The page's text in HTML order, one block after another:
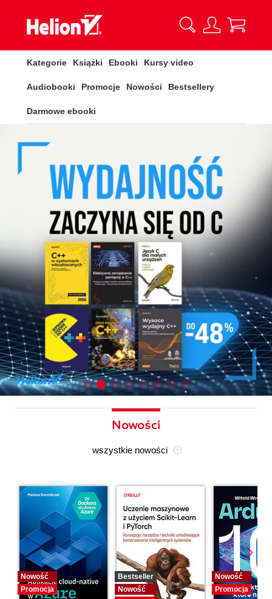
Kategorie Książki Ebooki Kursy video
Audiobooki Promocje Nowości Bestsellery
Darmowe ebooki
Nowości
wszystkie nowości
Nowość
Promocja
Bestseller
Nowość
Nowość
Promocja